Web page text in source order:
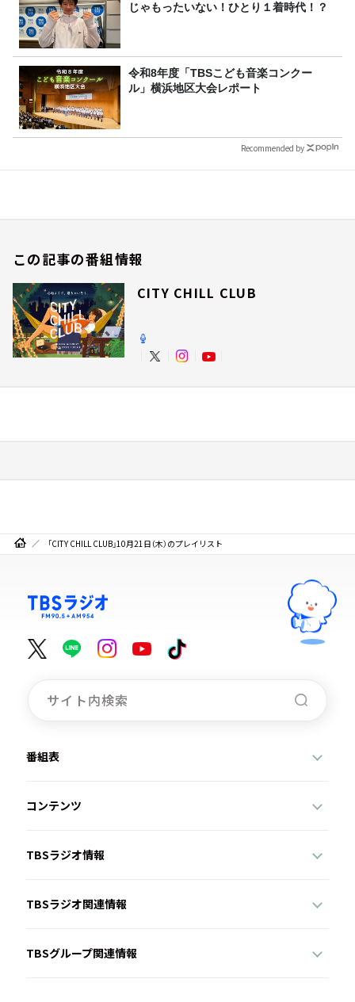
じゃもったいない！ひとり１着時代！？
令和8年度「TBSこども音楽コンクー
ル」横浜地区大会レポート
Recommended by
この記事の番組情報
CITY CHILL CLUB
「CITY CHILL CLUB」10月21日（木）のプレイリスト
番組表
コンテンツ
TBSラジオ情報
TBSラジオ関連情報
TBSグループ関連情報